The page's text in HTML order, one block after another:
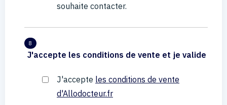
souhaite contacter.
8
J'accepte les conditions de vente et je valide
J'accepte les conditions de vente
d'Allodocteur.fr